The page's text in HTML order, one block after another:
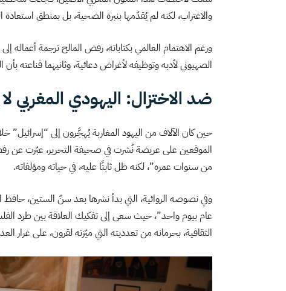
والاغتراب، لكنه لم يُقدّمها بنبرة الضحية، بل بمنطق
ورغم الاهتمام العالمي بكتاباته، رفض المالح ترجمة أعماله
الصهيوني لأدبه وتوظيفه لأغراض دعائية، وثانيهما قناعته بأن
ضد الاختزال: اليهودي المغربي
حين كان الآلاف من اليهود المغاربة يُهجَّرون إلى “إسرائيل”
الموقعين على عريضة نُشرت في صحيفة التحرير، عبّرت عن
من سنوات عمره”، لكنه ظل ثابتًا عليه، في حياته ومؤلفاته.
وفي نصوصه الروائية، التي بدأ نشرها بعد سنّ الستين،
عام بيوم واحد”، حيث سعى إلى تفكيك العلاقة بين طرد
الثقافية، بحرمانه من تعدديته التي ميّزته لقرون، على غرار